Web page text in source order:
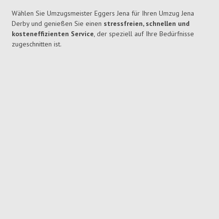
Wählen Sie Umzugsmeister Eggers Jena für Ihren Umzug Jena
Derby und genießen Sie einen stressfreien, schnellen und
kosteneffizienten Service, der speziell auf Ihre Bedürfnisse
zugeschnitten ist.